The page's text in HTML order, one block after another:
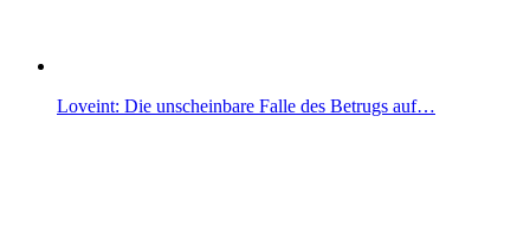
Loveint: Die unscheinbare Falle des Betrugs auf…